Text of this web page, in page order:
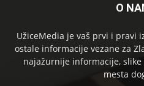
O
UžiceMedia je vaš prvi i pravi
ostale informacije vezane za
najažurnije informacije,
mesta